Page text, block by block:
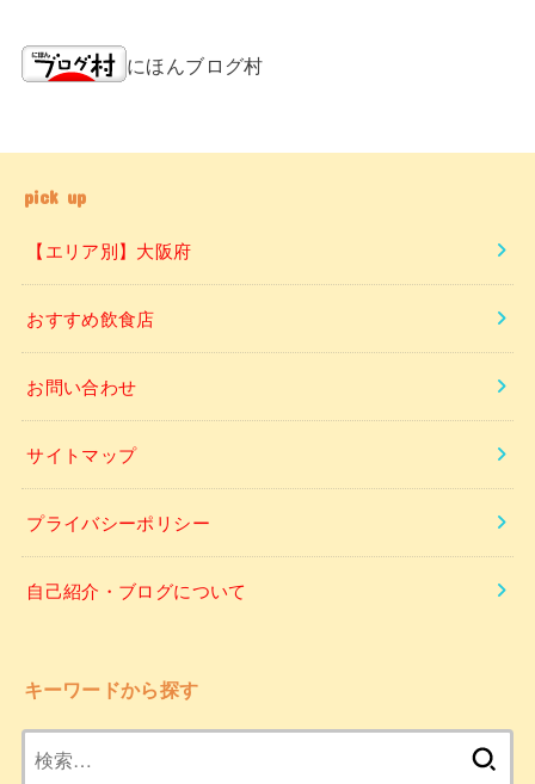
にほんブログ村
pick up
【エリア別】大阪府
おすすめ飲食店
お問い合わせ
サイトマップ
プライバシーポリシー
自己紹介・ブログについて
キーワードから探す